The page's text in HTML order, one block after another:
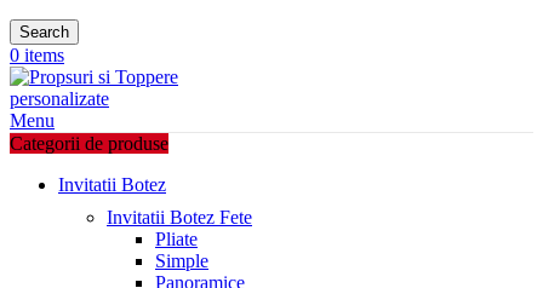
Search
0 items
Menu
Categorii de produse
Invitatii Botez
Invitatii Botez Fete
Pliate
Simple
Panoramice